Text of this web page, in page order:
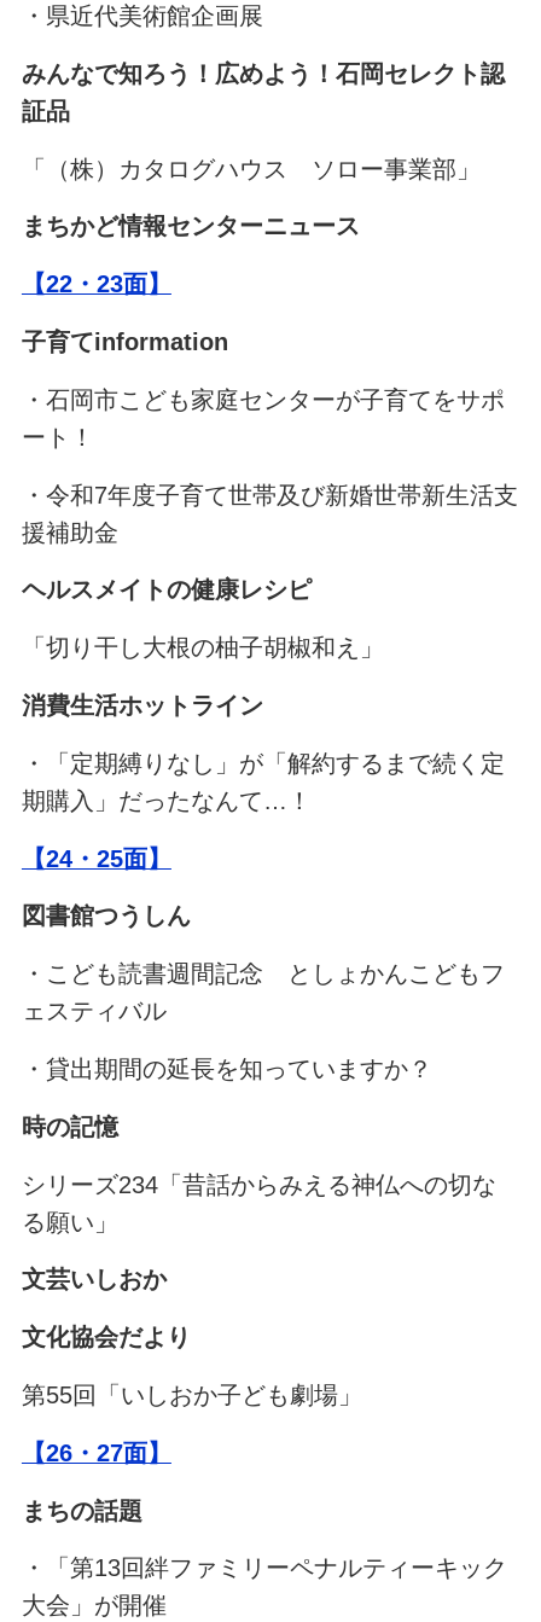
・県近代美術館企画展
みんなで知ろう！広めよう！石岡セレクト認
証品
「（株）カタログハウス ソロー事業部」
まちかど情報センターニュース
【22・23面】
子育てinformation
・石岡市こども家庭センターが子育てをサポ
ート！
・令和7年度子育て世帯及び新婚世帯新生活支
援補助金
ヘルスメイトの健康レシピ
「切り干し大根の柚子胡椒和え」
消費生活ホットライン
・「定期縛りなし」が「解約するまで続く定
期購入」だったなんて…！
【24・25面】
図書館つうしん
・こども読書週間記念 としょかんこどもフ
ェスティバル
・貸出期間の延長を知っていますか？
時の記憶
シリーズ234「昔話からみえる神仏への切な
る願い」
文芸いしおか
文化協会だより
第55回「いしおか子ども劇場」
【26・27面】
まちの話題
・「第13回絆ファミリーペナルティーキック
大会」が開催